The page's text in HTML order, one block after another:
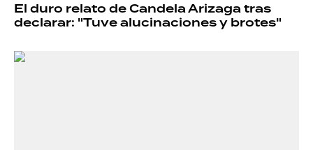
El duro relato de Candela Arizaga tras
declarar: "Tuve alucinaciones y brotes"